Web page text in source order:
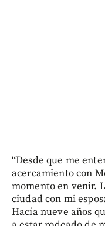
“Desde que me
acercamiento con
momento en venir.
ciudad con mi
Hacía nueve años